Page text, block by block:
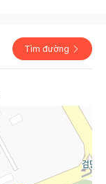
Tìm đường